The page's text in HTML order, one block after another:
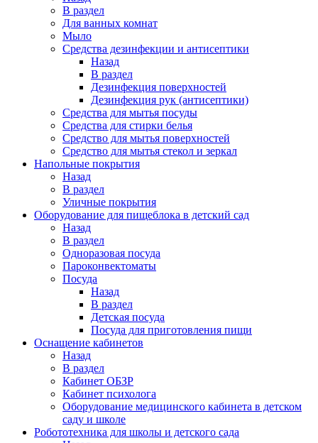
В раздел
Для ванных комнат
Мыло
Средства дезинфекции и антисептики
Назад
В раздел
Дезинфекция поверхностей
Дезинфекция рук (антисептики)
Средства для мытья посуды
Средства для стирки белья
Средство для мытья поверхностей
Средство для мытья стекол и зеркал
Напольные покрытия
Назад
В раздел
Уличные покрытия
Оборудование для пищеблока в детский сад
Назад
В раздел
Одноразовая посуда
Пароконвектоматы
Посуда
Назад
В раздел
Детская посуда
Посуда для приготовления пищи
Оснащение кабинетов
Назад
В раздел
Кабинет ОБЗР
Кабинет психолога
Оборудование медицинского кабинета в детском
саду и школе
Робототехника для школы и детского сада